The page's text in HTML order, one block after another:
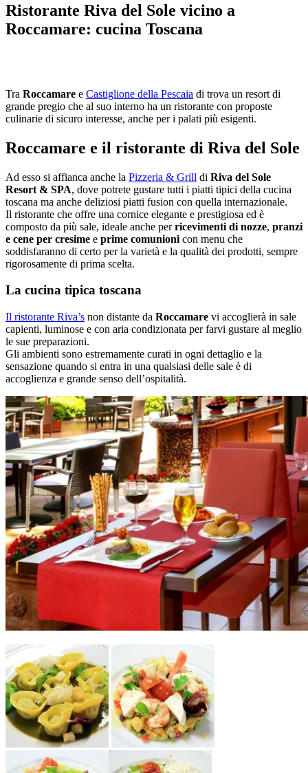
Ristorante Riva del Sole vicino a
Roccamare: cucina Toscana
Tra Roccamare e Castiglione della Pescaia di trova un resort di
grande pregio che al suo interno ha un ristorante con proposte
culinarie di sicuro interesse, anche per i palati più esigenti.
Roccamare e il ristorante di Riva del Sole
Ad esso si affianca anche la Pizzeria & Grill di Riva del Sole
Resort & SPA, dove potrete gustare tutti i piatti tipici della cucina
toscana ma anche deliziosi piatti fusion con quella internazionale.
Il ristorante che offre una cornice elegante e prestigiosa ed è
composto da più sale, ideale anche perricevimenti di nozze, pranzi
e cene per cresime e prime comunioni con menu che
soddisfaranno di certo per la varietà e la qualità dei prodotti, sempre
rigorosamente di prima scelta.
La cucina tipica toscana
Il ristorante Riva’s non distante da Roccamare vi accoglierà in sale
capienti, luminose e con aria condizionata per farvi gustare al meglio
le sue preparazioni.
Gli ambienti sono estremamente curati in ogni dettaglio e la
sensazione quando si entra in una qualsiasi delle sale è di
accoglienza e grande senso dell’ospitalità.